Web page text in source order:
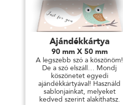
Ajándékkártya
90 mm X 50 mm
A legszebb szó a köszönöm!
De a szó elszáll… Mondj
köszönetet egyedi
ajándékkártyával! Használd
sablonjainkat, melyeket
kedved szerint alakíthatsz.